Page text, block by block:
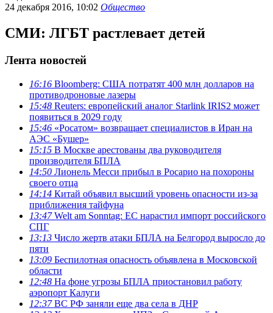
24 декабря 2016, 10:02 Общество
СМИ: ЛГБТ растлевает детей
Лента новостей
16:16 Bloomberg: США потратят 400 млн долларов на
противодроновые лазеры
15:48 Reuters: европейский аналог Starlink IRIS2 может
появиться в 2029 году
15:46 «Росатом» возвращает специалистов в Иран на
АЭС «Бушер»
15:15 В Москве арестованы два руководителя
производителя БПЛА
14:50 Лионель Месси прибыл в Росарио на похороны
своего отца
14:14 Китай объявил высший уровень опасности из-за
приближения тайфуна
13:47Welt am Sonntag: ЕС нарастил импорт российского
СПГ
13:13 Число жертв атаки БПЛА на Белгород выросло до
пяти
13:09 Беспилотная опасность объявлена в Московской
области
12:48 На фоне угрозы БПЛА приостановил работу
аэропорт Калуги
12:37ВС РФ заняли еще два села в ДНР